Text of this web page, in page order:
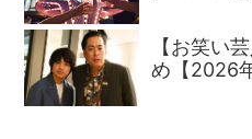
【お笑い
め【2026